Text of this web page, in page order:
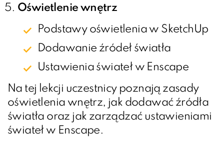
Oświetlenie wnętrz
Podstawy oświetlenia w SketchUp
Dodawanie źródeł światła
Ustawienia świateł w Enscape
Na tej lekcji uczestnicy poznają zasady
oświetlenia wnętrz, jak dodawać źródła
światła oraz jak zarządzać ustawieniami
świateł w Enscape.